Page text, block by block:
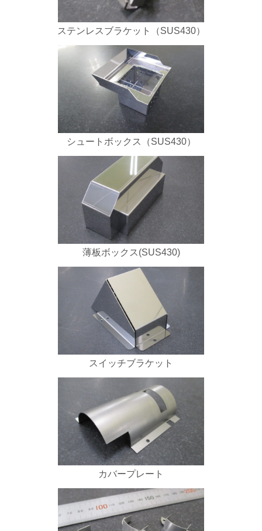
ステンレスブラケット（SUS430）
シュートボックス（SUS430）
薄板ボックス(SUS430)
スイッチブラケット
カバープレート